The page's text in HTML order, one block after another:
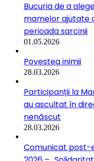
Bucuria de a
mamelor ajutate
perioada sarcinii
01.05.2026
Povestea inimii
28.03.2026
Participanții la
au ascultat în
nenăscut
28.03.2026
Comunicat post-